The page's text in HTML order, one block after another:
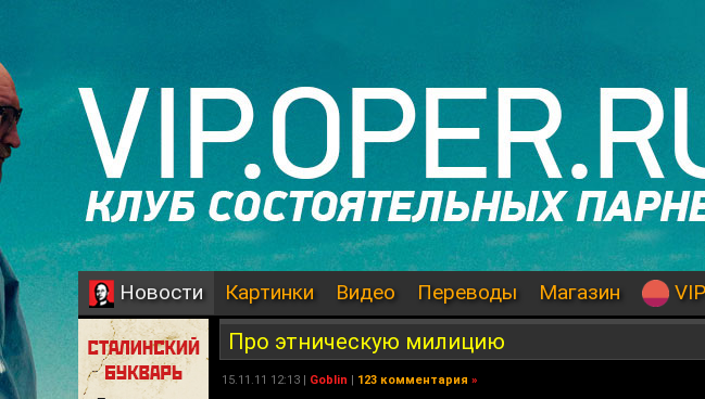
Новости Картинки Видео Переводы Магазин VIP
Про этническую милицию
15.11.11 12:13 | Goblin | 123 комментария »